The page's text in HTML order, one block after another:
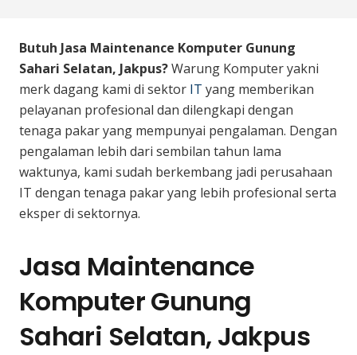
Butuh Jasa Maintenance Komputer Gunung
Sahari Selatan, Jakpus?Warung Komputer yakni
merk dagang kami di sektor IT yang memberikan
pelayanan profesional dan dilengkapi dengan
tenaga pakar yang mempunyai pengalaman. Dengan
pengalaman lebih dari sembilan tahun lama
waktunya, kami sudah berkembang jadi perusahaan
IT dengan tenaga pakar yang lebih profesional serta
eksper di sektornya.
Jasa Maintenance
Komputer Gunung
Sahari Selatan, Jakpus